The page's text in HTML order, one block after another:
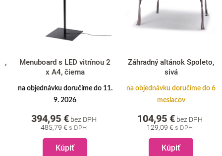
Menuboard s LED vitrínou 2
x A4, čierna
na objednávku doručíme do 11.
9. 2026
485,79 €
394,95 € bez DPH
Kúpiť
Záhradný altánok Spoleto,
sivá
na objednávku doručíme do 6
mesiacov
129,09 €
104,95 € bez DPH
Kúpiť